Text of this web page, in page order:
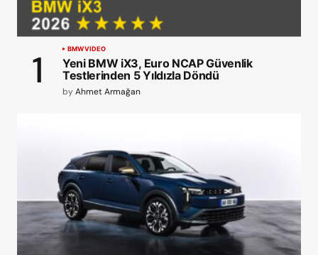
BMWVIDEO
Yeni BMW iX3, Euro NCAP Güvenlik
Testlerinden 5 Yıldızla Döndü
byAhmet Armağan